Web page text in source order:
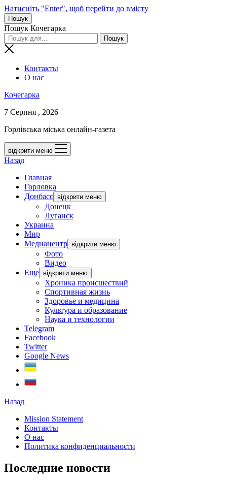
Натисніть "Enter", щоб перейти до вмісту
Пошук
Пошук Кочегарка
Контакты
О нас
Кочегарка
7 Серпня , 2026
Горлівська міська онлайн-газета
відкрити меню
Назад
Главная
Горловка
Донбасс відкрити меню
Донецк
Луганск
Украина
Мир
Медиацентр відкрити меню
Фото
Видео
Еще відкрити меню
Хроника происшествий
Спортивная жизнь
Здоровье и медицина
Культура и образование
Наука и технологии
Telegram
Facebook
Twitter
Google News
Назад
Mission Statement
Контакты
О нас
Политика конфиденциальности
Последние новости